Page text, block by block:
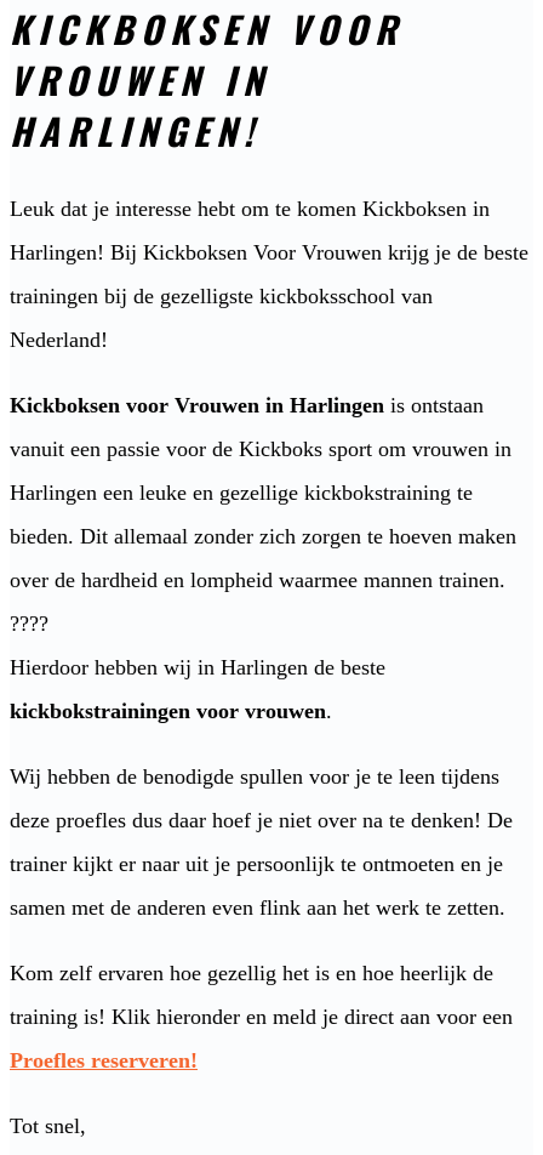
KICKBOKSEN VOOR
VROUWEN IN
HARLINGEN!
Leuk dat je interesse hebt om te komen Kickboksen in
Harlingen! Bij Kickboksen Voor Vrouwen krijg je de beste
trainingen bij de gezelligste kickboksschool van
Nederland!
Kickboksen voor Vrouwen in Harlingen is ontstaan
vanuit een passie voor de Kickboks sport om vrouwen in
Harlingen een leuke en gezellige kickbokstraining te
bieden. Dit allemaal zonder zich zorgen te hoeven maken
over de hardheid en lompheid waarmee mannen trainen.
????
Hierdoor hebben wij in Harlingen de beste
kickbokstrainingen voor vrouwen.
Wij hebben de benodigde spullen voor je te leen tijdens
deze proefles dus daar hoef je niet over na te denken! De
trainer kijkt er naar uit je persoonlijk te ontmoeten en je
samen met de anderen even flink aan het werk te zetten.
Kom zelf ervaren hoe gezellig het is en hoe heerlijk de
training is! Klik hieronder en meld je direct aan voor een
Proefles reserveren!
Tot snel,